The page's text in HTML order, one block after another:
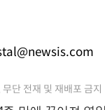
단 전재 및 재배포 금지